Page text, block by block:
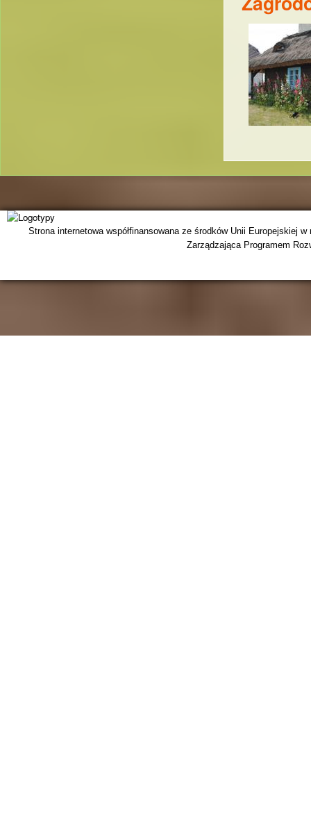
Strona internetowa współfinansowana ze środków Unii Europejskiej
Zarządzająca Programem